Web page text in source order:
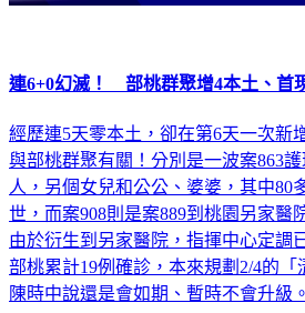
連6+0幻滅！ 部桃群聚增4本土、首
經歷連5天零本土，卻在第6天一次新
與部桃群聚有關！分別是一波案863
人，另個女兒和公公、婆婆，其中80
世，而案908則是案889到桃園另家醫
由於衍生到另家醫院，指揮中心定調
部桃累計19例確診，本來規劃2/4的「
陳時中說還是會如期、暫時不會升級。